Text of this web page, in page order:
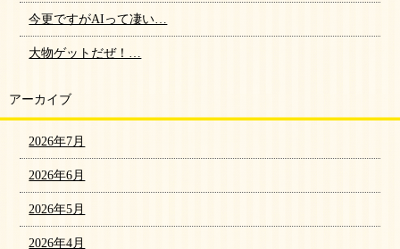
今更ですがAIって凄い…
大物ゲットだぜ！…
アーカイブ
2026年7月
2026年6月
2026年5月
2026年4月